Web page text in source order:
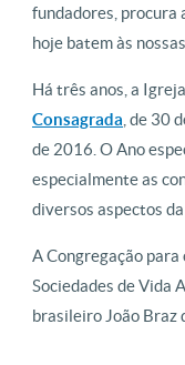
fundadores, procura
hoje batem às
Há três anos, a
Consagrada , de 30
de 2016. O Ano
especialmente as
diversos aspectos
A Congregação
Sociedades de Vida
brasileiro João Braz